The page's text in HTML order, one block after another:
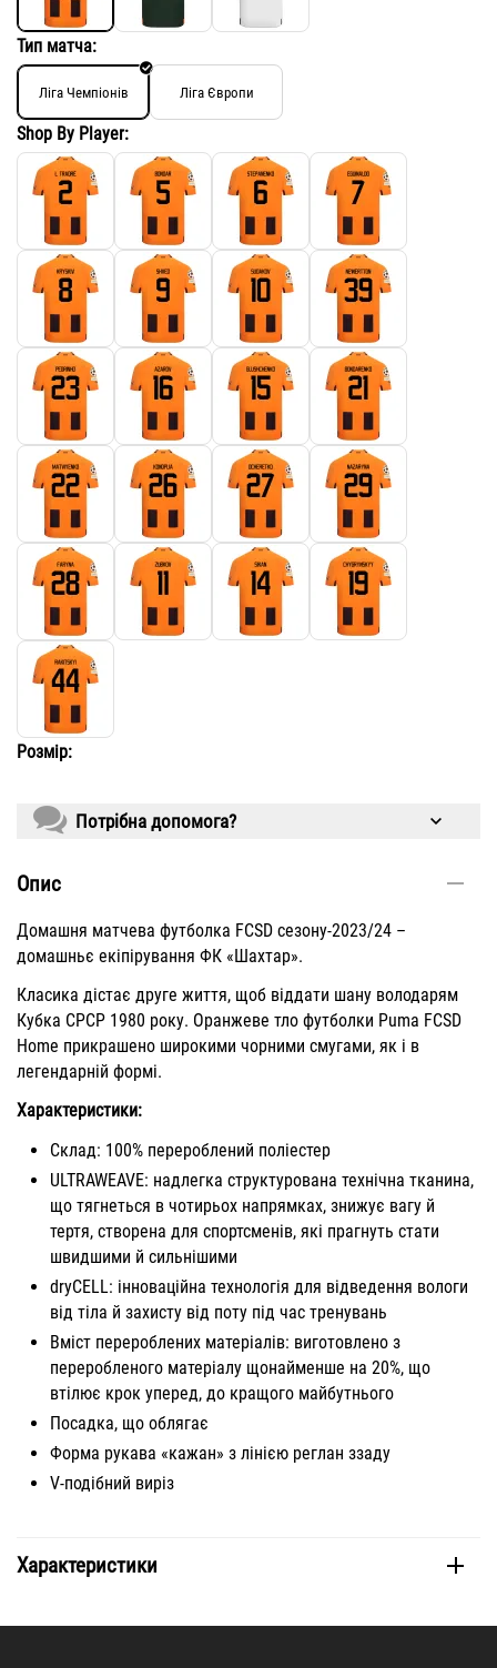
Тип матча:
Ліга Чемпіонів Ліга Європи
Shop By Player:
Розмір:
Потрібна допомога?
Опис
Домашня матчева футболка FCSD сезону-2023/24 –
домашньє екіпірування ФК «Шахтар».
Класика дістає друге життя, щоб віддати шану володарям
Кубка СРСР 1980 року. Оранжеве тло футболки Puma FCSD
Home прикрашено широкими чорними смугами, як і в
легендарній формі.
Характеристики:
Склад: 100% перероблений поліестер
ULTRAWEAVE: надлегка структурована технічна тканина,
що тягнеться в чотирьох напрямках, знижує вагу й
тертя, створена для спортсменів, які прагнуть стати
швидшими й сильнішими
dryCELL: інноваційна технологія для відведення вологи
від тіла й захисту від поту під час тренувань
Вміст перероблених матеріалів: виготовлено з
переробленого матеріалу щонайменше на 20%, що
втілює крок уперед, до кращого майбутнього
Посадка, що облягає
Форма рукава «кажан» з лінією реглан ззаду
V-подібний виріз
Характеристики